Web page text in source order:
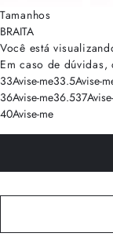
Tamanhos
BRAITA
Você está
Em caso de dúvidas,
33Avise-me33.5Avise-
36Avise-me36.537
40Avise-me